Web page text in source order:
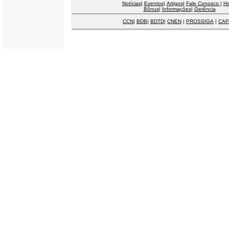
Notícias| Eventos| Artigos| Fale Conosco |
Bônus| Informações| Gerência
CCN| BDB| BDTD| CNEN | PROSSIGA |